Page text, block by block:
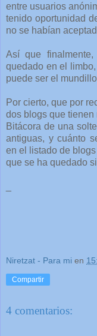
entre usuarios
tenido oportunidad
no se habían
Así que
quedado en el
puede ser el
Por cierto, que por
dos blogs que
Bitácora de una
antiguas, y cuánto
en el listado de
que se ha quedado
Niretzat - Para mi en
Compartir
4 comentarios: